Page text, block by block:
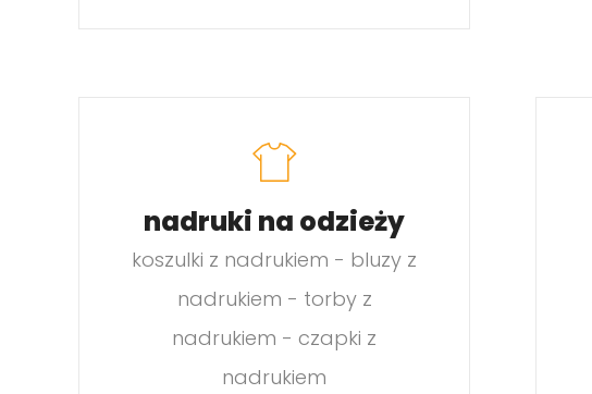
nadruki na odzieży
koszulki z nadrukiem - bluzy z
nadrukiem - torby z
nadrukiem - czapki z
nadrukiem